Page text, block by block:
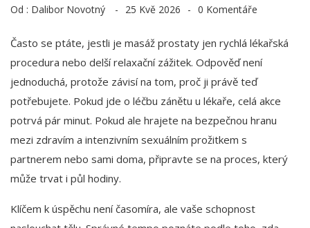
Od : Dalibor Novotný 25 Kvě 2026 0 Komentáře
Často se ptáte, jestli je masáž prostaty jen rychlá lékařská
procedura nebo delší relaxační zážitek. Odpověď není
jednoduchá, protože závisí na tom, proč ji právě teď
potřebujete. Pokud jde o léčbu zánětu u lékaře, celá akce
potrvá pár minut. Pokud ale hrajete na bezpečnou hranu
mezi zdravím a intenzivním sexuálním prožitkem s
partnerem nebo sami doma, připravte se na proces, který
může trvat i půl hodiny.
Klíčem k úspěchu není časomíra, ale vaše schopnost